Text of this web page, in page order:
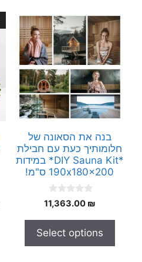
בנה את הסאונה של
חלומותיך כעת עם חבילת
*DIY Sauna Kit* במידות
190x180x200 ס"מ!
0
o
o
5
11,363.00 ₪
Select options